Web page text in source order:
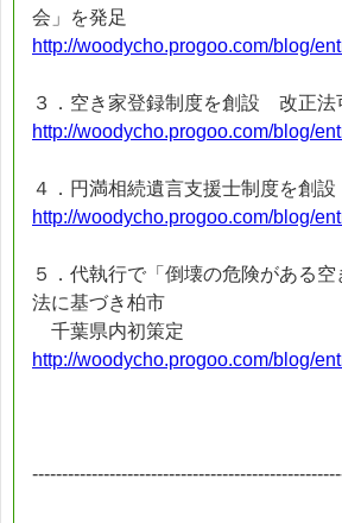
会」を発足
http://woodycho.progoo.com/blog/
３．空き家登録制度を創設 改正法
http://woodycho.progoo.com/blog/
４．円満相続遺言支援士制度を創
http://woodycho.progoo.com/blog/
５．代執行で「倒壊の危険がある
法に基づき柏市
千葉県内初策定
http://woodycho.progoo.com/blog/